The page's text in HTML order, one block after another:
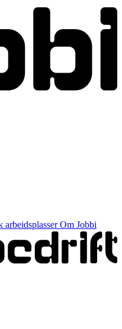
arbeidsplasserOm Jobbi